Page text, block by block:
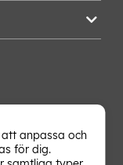
och
Signa upp på
anpassa och
för dig.